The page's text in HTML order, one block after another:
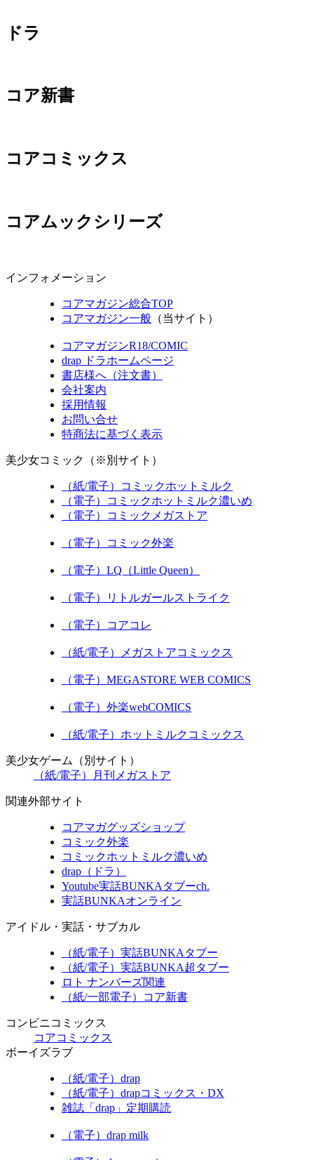
ドラ
コア新書
コアコミックス
コアムックシリーズ
インフォメーション
コアマガジン総合TOP
コアマガジン一般 （当サイト）
コアマガジンR18/COMIC
drap ドラホームページ
書店様へ（注文書）
会社案内
採用情報
お問い合せ
特商法に基づく表示
美少女コミック（※別サイト）
（紙/電子）コミックホットミルク
（電子）コミックホットミルク濃いめ
（電子）コミックメガストア
（電子）コミック外楽
（電子）LQ（Little Queen）
（電子）リトルガールストライク
（電子）コアコレ
（紙/電子）メガストアコミックス
（電子）MEGASTORE WEB COMICS
（電子）外楽webCOMICS
（紙/電子）ホットミルクコミックス
美少女ゲーム（別サイト）
（紙/電子）月刊メガストア
関連外部サイト
コアマガグッズショップ
コミック外楽
コミックホットミルク濃いめ
drap（ドラ）
Youtube実話BUNKAタブーch.
実話BUNKAオンライン
アイドル・実話・サブカル
（紙/電子）実話BUNKAタブー
（紙/電子）実話BUNKA超タブー
ロト ナンバーズ関連
（紙/一部電子）コア新書
コンビニコミックス
コアコミックス
ボーイズラブ
（紙/電子）drap
（紙/電子）drapコミックス・DX
雑誌「drap」定期購読
（電子）drap milk